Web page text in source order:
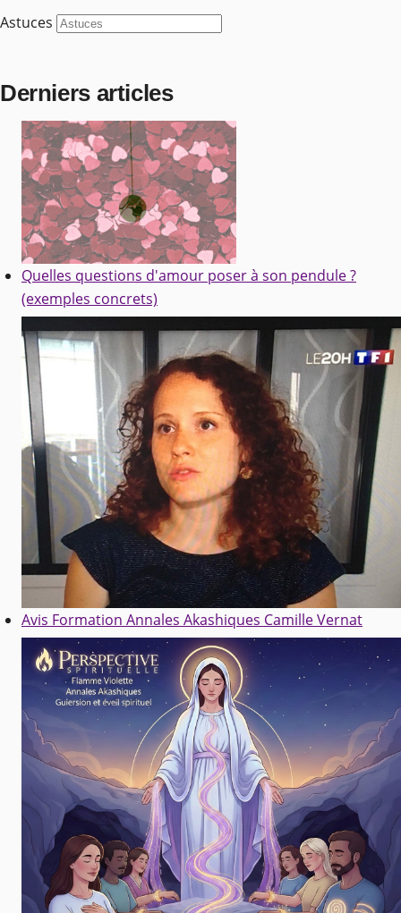
Astuces
Derniers articles
Quelles questions d'amour poser à son pendule ?
(exemples concrets)
Avis Formation Annales Akashiques Camille Vernat